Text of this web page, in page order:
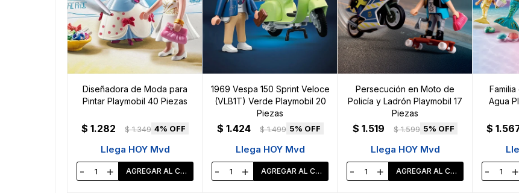
Diseñadora de Moda para
Pintar Playmobil 40 Piezas
$ 1.282 $ 1.349 4
Llega HOY Mvd
- +
1969 Vespa 150 Sprint Veloce
(VLB1T) Verde Playmobil 20
Piezas
$ 1.424 $ 1.499 5
Llega HOY Mvd
- +
Persecución en Moto de
Policía y Ladrón Playmobil 17
Piezas
$ 1.519 $ 1.599 5
Llega HOY Mvd
- +
Agua
$
- +